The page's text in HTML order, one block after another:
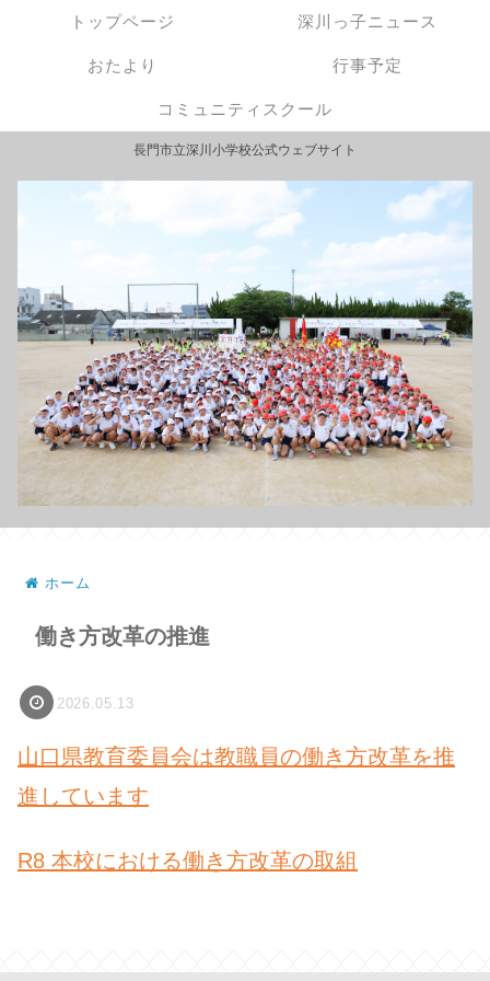
長門市立深川小学校公式ウェブサイト
トップページ 深川っ子ニュース
おたより 行事予定
コミュニティスクール
ホーム
働き方改革の推進
2026.05.13
山口県教育委員会は教職員の働き方改革を推
進しています
R8 本校における働き方改革の取組